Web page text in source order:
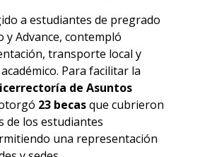
a estudiantes de pregrado
Advance, contempló
transporte local y
Para facilitar la
de Asuntos
23 becasque cubrieron
de los estudiantes
una representación